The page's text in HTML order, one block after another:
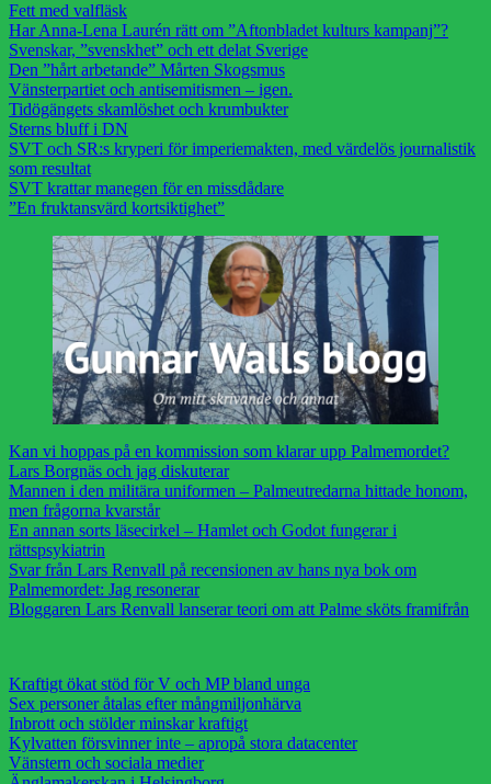
Fett med valfläsk
Har Anna-Lena Laurén rätt om ”Aftonbladet kulturs kampanj”?
Svenskar, ”svenskhet” och ett delat Sverige
Den ”hårt arbetande” Mårten Skogsmus
Vänsterpartiet och antisemitismen – igen.
Tidögängets skamlöshet och krumbukter
Sterns bluff i DN
SVT och SR:s kryperi för imperiemakten, med värdelös journalistik
som resultat
SVT krattar manegen för en missdådare
”En fruktansvärd kortsiktighet”
Kan vi hoppas på en kommission som klarar upp Palmemordet?
Lars Borgnäs och jag diskuterar
Mannen i den militära uniformen – Palmeutredarna hittade honom,
men frågorna kvarstår
En annan sorts läsecirkel – Hamlet och Godot fungerar i
rättspsykiatrin
Svar från Lars Renvall på recensionen av hans nya bok om
Palmemordet: Jag resonerar
Bloggaren Lars Renvall lanserar teori om att Palme sköts framifrån
Kraftigt ökat stöd för V och MP bland unga
Sex personer åtalas efter mångmiljonhärva
Inbrott och stölder minskar kraftigt
Kylvatten försvinner inte – apropå stora datacenter
Vänstern och sociala medier